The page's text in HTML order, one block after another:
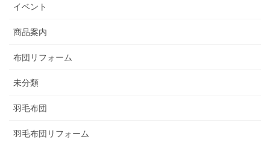
イベント
商品案内
布団リフォーム
未分類
羽毛布団
羽毛布団リフォーム